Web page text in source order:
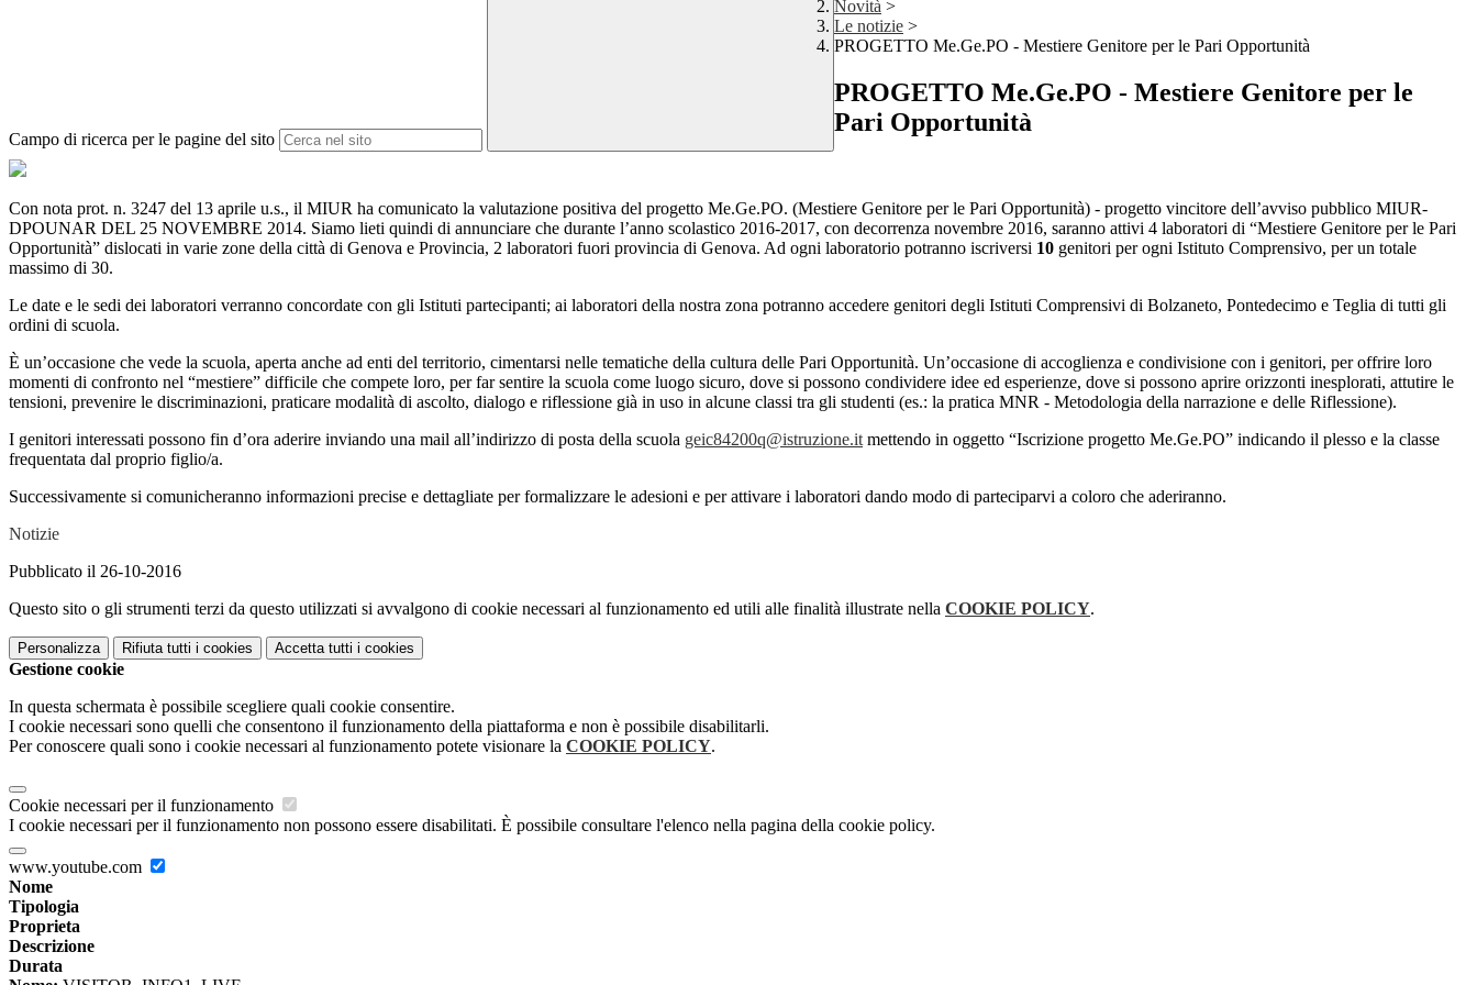
Campo di ricerca per le pagine del sito
Novità >
Le notizie >
PROGETTO Me.Ge.PO - Mestiere Genitore per le Pari Opportunità
PROGETTO Me.Ge.PO - Mestiere Genitore per le
Pari Opportunità
Con nota prot. n. 3247 del 13 aprile u.s., il MIUR ha comunicato la valutazione positiva del progetto Me.Ge.PO. (Mestiere Genitore per le Pari Opportunità) - progetto vincitore dell’avviso pubblico MIUR-
DPOUNAR DEL 25 NOVEMBRE 2014. Siamo lieti quindi di annunciare che durante l’anno scolastico 2016-2017, con decorrenza novembre 2016, saranno attivi 4 laboratori di “Mestiere Genitore per le Pari
Opportunità” dislocati in varie zone della città di Genova e Provincia, 2 laboratori fuori provincia di Genova. Ad ogni laboratorio potranno iscriversi 10 genitori per ogni Istituto Comprensivo, per un totale
massimo di 30.
Le date e le sedi dei laboratori verranno concordate con gli Istituti partecipanti; ai laboratori della nostra zona potranno accedere genitori degli Istituti Comprensivi di Bolzaneto, Pontedecimo e Teglia di tutti gli
ordini di scuola.
È un’occasione che vede la scuola, aperta anche ad enti del territorio, cimentarsi nelle tematiche della cultura delle Pari Opportunità. Un’occasione di accoglienza e condivisione con i genitori, per offrire loro
momenti di confronto nel “mestiere” difficile che compete loro, per far sentire la scuola come luogo sicuro, dove si possono condividere idee ed esperienze, dove si possono aprire orizzonti inesplorati, attutire le
tensioni, prevenire le discriminazioni, praticare modalità di ascolto, dialogo e riflessione già in uso in alcune classi tra gli studenti (es.: la pratica MNR - Metodologia della narrazione e delle Riflessione).
I genitori interessati possono fin d’ora aderire inviando una mail all’indirizzo di posta della scuola geic84200q@istruzione.it mettendo in oggetto “Iscrizione progetto Me.Ge.PO” indicando il plesso e la classe
frequentata dal proprio figlio/a.
Successivamente si comunicheranno informazioni precise e dettagliate per formalizzare le adesioni e per attivare i laboratori dando modo di parteciparvi a coloro che aderiranno.
Notizie
Pubblicato il 26-10-2016
Questo sito o gli strumenti terzi da questo utilizzati si avvalgono di cookie necessari al funzionamento ed utili alle finalità illustrate nella COOKIE POLICY.
Personalizza Rifiuta tutti i cookies Accetta tutti i cookies
Gestione cookie
In questa schermata è possibile scegliere quali cookie consentire.
I cookie necessari sono quelli che consentono il funzionamento della piattaforma e non è possibile disabilitarli.
Per conoscere quali sono i cookie necessari al funzionamento potete visionare la COOKIE POLICY.
Cookie necessari per il funzionamento
I cookie necessari per il funzionamento non possono essere disabilitati. È possibile consultare l'elenco nella pagina della cookie policy.
www.youtube.com
Nome
Tipologia
Proprieta
Descrizione
Durata